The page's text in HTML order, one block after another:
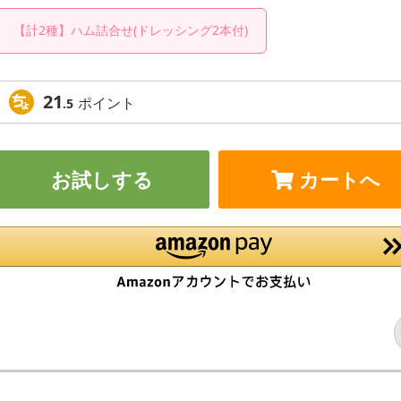
【計2種】ハム詰合せ(ドレッシング2本付)
21.5 ポイント
お試しする カートへ